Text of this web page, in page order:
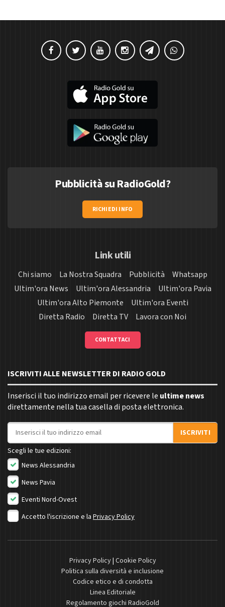
Pubblicità su RadioGold?
RICHIEDI INFO
Link utili
Chi siamo La Nostra Squadra Pubblicità
Whatsapp
Ultim'ora News
Ultim'ora Alessandria
Ultim'ora Pavia
Ultim'ora Alto Piemonte
Ultim'ora Eventi
Diretta Radio
Diretta TV Lavora con Noi
CONTATTACI
ISCRIVITI ALLE NEWSLETTER DI RADIO GOLD
Inserisci il tuo indirizzo email per ricevere le ultime news
direttamente nella tua casella di posta elettronica.
Indirizzo email
ISCRIVITI
Scegli le tue edizioni:
News Alessandria
News Pavia
Eventi Nord-Ovest
Accetto l'iscrizione e la Privacy Policy
Privacy Policy| Cookie Policy
Politica sulla diversità e inclusione
Codice etico e di condotta
Linea Editoriale
Regolamento giochi RadioGold